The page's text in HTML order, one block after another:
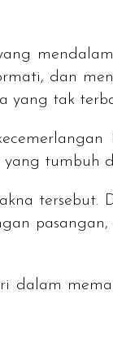
dan
yang tak
yang tumbuh
tersebut.
dalam